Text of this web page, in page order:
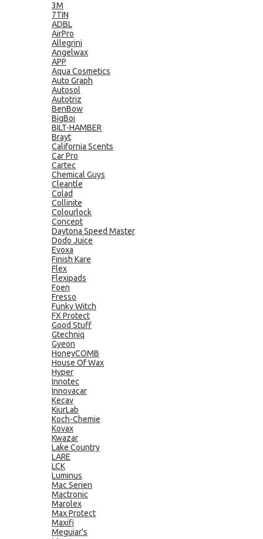
3M
7TIN
ADBL
AirPro
Allegrini
Angelwax
APP
Aqua Cosmetics
Auto Graph
Autosol
Autotriz
BenBow
BigBoi
BILT-HAMBER
Brayt
California Scents
Car Pro
Cartec
Chemical Guys
Cleantle
Colad
Collinite
Colourlock
Concept
Daytona Speed Master
Dodo Juice
Evoxa
Finish Kare
Flex
Flexipads
Foen
Fresso
Funky Witch
FX Protect
Good Stuff
Gtechniq
Gyeon
HoneyCOMB
House Of Wax
Hyper
Innotec
Innovacar
Kecav
KiurLab
Koch-Chemie
Kovax
Kwazar
Lake Country
LARE
LCK
Luminus
Mac Serien
Mactronic
Marolex
Max Protect
Maxifi
Meguiar's